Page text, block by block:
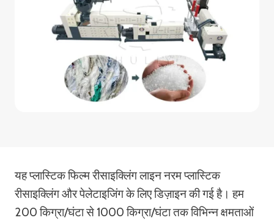
यह प्लास्टिक फिल्म रीसाइक्लिंग लाइन नरम प्लास्टिक
रीसाइक्लिंग और पेलेटाइजिंग के लिए डिज़ाइन की गई है। हम
200 किग्रा/घंटा से 1000 किग्रा/घंटा तक विभिन्न क्षमताओं